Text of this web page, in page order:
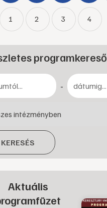
1 2 3 4
programkereső
-
KERESÉS
Aktuális